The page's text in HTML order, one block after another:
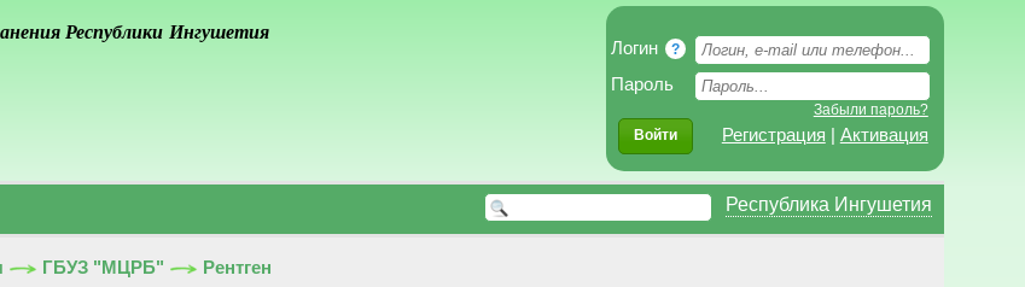
Республики Ингушетия
Логин ?
Пароль
Войти
Забыли пароль?
Регистрация Активация
Республика Ингушетия
ГБУЗ "МЦРБ" Рентген